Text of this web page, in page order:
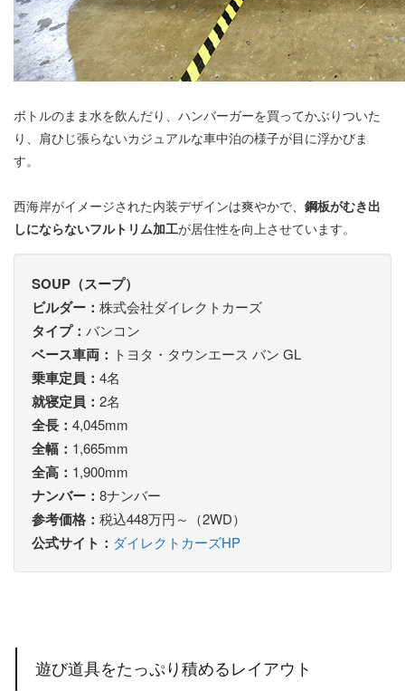
ボトルのまま水を飲んだり、ハンバーガーを買ってかぶりついた
り、肩ひじ張らないカジュアルな車中泊の様子が目に浮かびま
す。
西海岸がイメージされた内装デザインは爽やかで、 鋼板がむき出
しにならないフルトリム加工が居住性を向上させています。
SOUP（スープ）
ビルダー： 株式会社ダイレクトカーズ
タイプ： バンコン
ベース車両： トヨタ・タウンエース バン GL
乗車定員： 4名
就寝定員： 2名
全長： 4,045mm
全幅： 1,665mm
全高： 1,900mm
ナンバー： 8ナンバー
参考価格： 税込448万円～（2WD）
公式サイト： ダイレクトカーズHP
遊び道具をたっぷり積めるレイアウト